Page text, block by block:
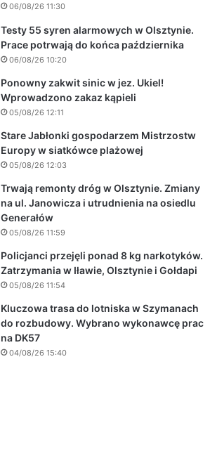
06/08/26 11:30
Testy 55 syren alarmowych w Olsztynie.
Prace potrwają do końca października
06/08/26 10:20
Ponowny zakwit sinic w jez. Ukiel!
Wprowadzono zakaz kąpieli
05/08/26 12:11
Stare Jabłonki gospodarzem Mistrzostw
Europy w siatkówce plażowej
05/08/26 12:03
Trwają remonty dróg w Olsztynie. Zmiany
na ul. Janowicza i utrudnienia na osiedlu
Generałów
05/08/26 11:59
Policjanci przejęli ponad 8 kg narkotyków.
Zatrzymania w Iławie, Olsztynie i Gołdapi
05/08/26 11:54
Kluczowa trasa do lotniska w Szymanach
do rozbudowy. Wybrano wykonawcę prac
na DK57
04/08/26 15:40